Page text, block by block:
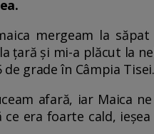
mergeam la
țară și mi-a plăcut la
grade în Câmpia Tisei.
afară, iar Maica
era foarte cald,